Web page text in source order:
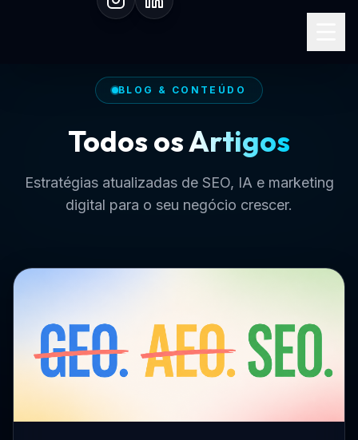
BLOG & CONTEÚDO
Todos osArtigos
Estratégias atualizadas de SEO, IA e marketing
digital para o seu negócio crescer.